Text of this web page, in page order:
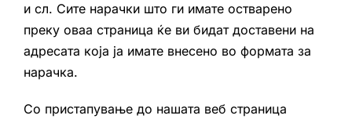
и сл. Сите нарачки што ги имате остварено
преку оваа страница ќе ви бидат доставени на
адресата која ја имате внесено во формата за
нарачка.
Со пристапување до нашата веб страница